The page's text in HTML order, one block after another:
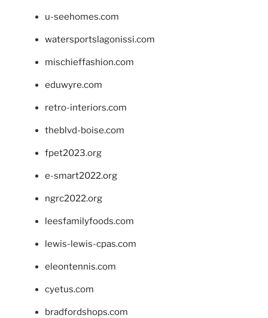
u-seehomes.com
watersportslagonissi.com
mischieffashion.com
eduwyre.com
retro-interiors.com
theblvd-boise.com
fpet2023.org
e-smart2022.org
ngrc2022.org
leesfamilyfoods.com
lewis-lewis-cpas.com
eleontennis.com
cyetus.com
bradfordshops.com